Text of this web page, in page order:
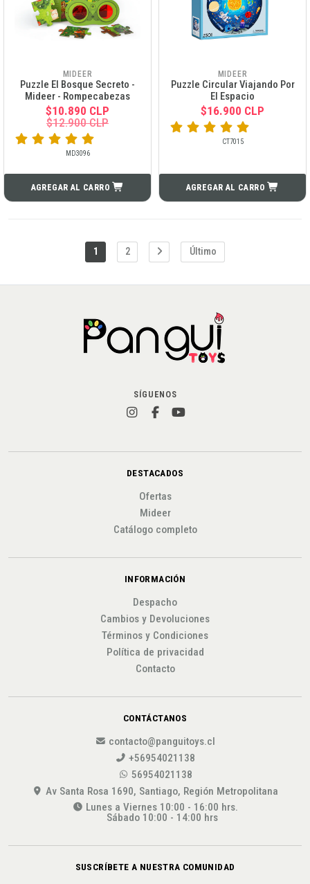
MIDEER
Puzzle El Bosque Secreto -
Mideer - Rompecabezas
$10.890 CLP
$12.900 CLP
MD3096
AGREGAR AL CARRO
MIDEER
Puzzle Circular Viajando Por
El Espacio
$16.900 CLP
CT7015
AGREGAR AL CARRO
1 2 Último
SÍGUENOS
DESTACADOS
Ofertas
Mideer
Catálogo completo
INFORMACIÓN
Despacho
Cambios y Devoluciones
Términos y Condiciones
Política de privacidad
Contacto
CONTÁCTANOS
contacto@panguitoys.cl
+56954021138
56954021138
Av Santa Rosa 1690, Santiago, Región Metropolitana
Lunes a Viernes 10:00 - 16:00 hrs.
Sábado 10:00 - 14:00 hrs
SUSCRÍBETE A NUESTRA COMUNIDAD